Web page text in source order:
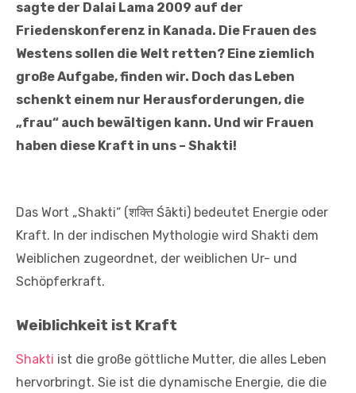
sagte der Dalai Lama 2009 auf der
Friedenskonferenz in Kanada. Die Frauen des
Westens sollen die Welt retten? Eine ziemlich
große Aufgabe, finden wir. Doch das Leben
schenkt einem nur Herausforderungen, die
„frau“ auch bewältigen kann. Und wir Frauen
haben diese Kraft in uns – Shakti!
Das Wort „Shakti“ (शक्ति Śākti) bedeutet Energie oder
Kraft. In der indischen Mythologie wird Shakti dem
Weiblichen zugeordnet, der weiblichen Ur- und
Schöpferkraft.
Weiblichkeit ist Kraft
Shakti ist die große göttliche Mutter, die alles Leben
hervorbringt. Sie ist die dynamische Energie, die die